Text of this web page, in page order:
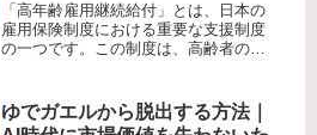
「高年齢雇用継続給付」とは、日本の
雇用保険制度における重要な支援制度
の一つです。この制度は、高齢者の雇
目的としています。制度の背景と必要
性日本の人口構造は高齢化が進んでお
ゆでガエルから脱出する方法｜